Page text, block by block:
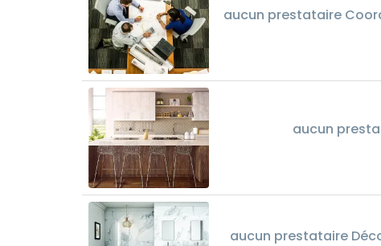
aucun prestataire
aucun
aucun prestataire